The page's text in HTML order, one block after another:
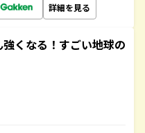
詳細を見る
くなる！すごい地球の